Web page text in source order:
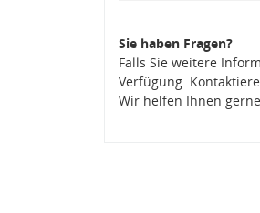
Sie haben Fragen?
Falls Sie weitere
Verfügung.
Wir helfen Ihnen